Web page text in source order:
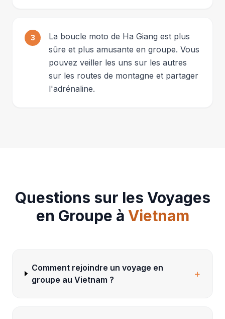
3
La boucle moto de Ha Giang est plus
sûre et plus amusante en groupe. Vous
pouvez veiller les uns sur les autres
sur les routes de montagne et partager
l'adrénaline.
Questions sur les Voyages
en Groupe à Vietnam
Comment rejoindre un voyage en
groupe au Vietnam ?
+